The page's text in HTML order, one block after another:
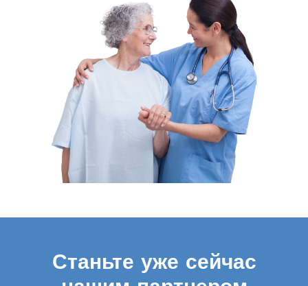
Станьте уже сейчас